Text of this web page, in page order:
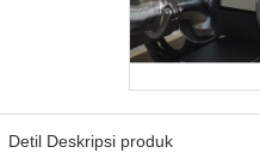
Detil Deskripsi produk